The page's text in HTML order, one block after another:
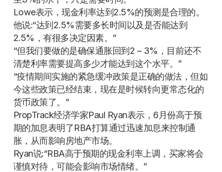
Lowe表示，现金利率达到2.5%的预测是合理的。
他说:“达到2.5%需要多长时间以及是否能达到
2.5%，有很多决定因素。”
“但我们要做的是确保通胀回到2 – 3%，目前还不
清楚利率需要提高多少才能达到这个水平。”
“疫情期间实施的紧急缓冲政策是正确的做法，但如
今这些政策已经结束，现在是时候转向更常态化的
货币政策了。”
PropTrack经济学家Paul Ryan表示，6月份高于预
期的加息表明了RBA打算通过迅速加息来控制通
胀，从而影响房地产市场。
Ryan说:“RBA高于预期的现金利率上调，买家将会
谨慎对待，可能会影响市场情绪。”